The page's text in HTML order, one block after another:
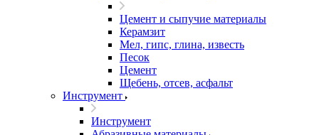
Цемент и сыпучие материалы
Керамзит
Мел, гипс, глина, известь
Песок
Цемент
Щебень, отсев, асфальт
Инструмент
Инструмент